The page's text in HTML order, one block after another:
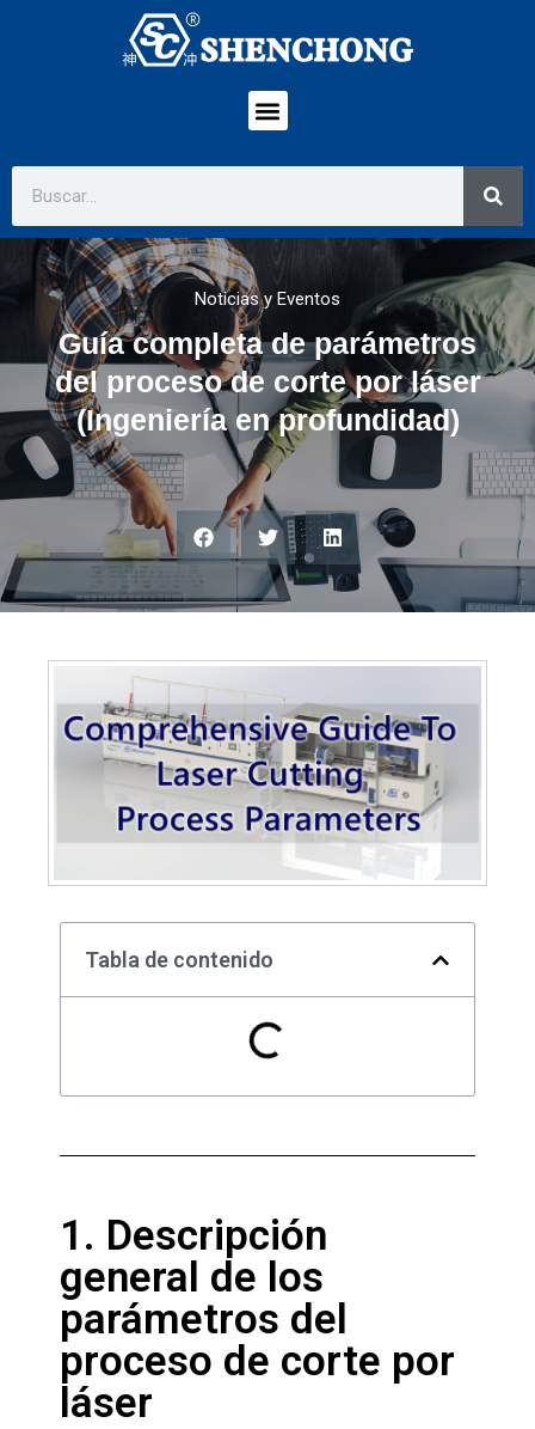
Noticias y Eventos
Guía completa de parámetros
del proceso de corte por láser
(Ingeniería en profundidad)
Tabla de contenido
1. Descripción
general de los
parámetros del
proceso de corte por
láser